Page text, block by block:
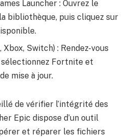
Launcher : Ouvrez le
bibliothèque, puis cliquez sur
Switch) : Rendez-vous
sélectionnez Fortnite et
mise à jour.
de vérifier l’intégrité des
Epic dispose d’un outil
et réparer les fichiers